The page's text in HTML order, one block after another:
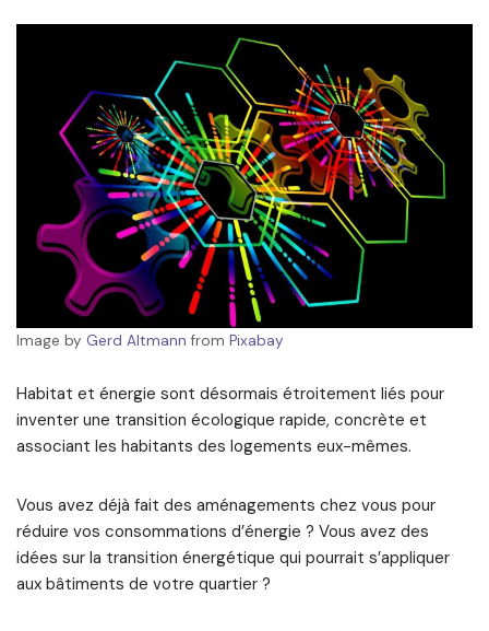
Image by Gerd Altmann from Pixabay
Habitat et énergie sont désormais étroitement liés pour
inventer une transition écologique rapide, concrète et
associant les habitants des logements eux-mêmes.
Vous avez déjà fait des aménagements chez vous pour
réduire vos consommations d’énergie ? Vous avez des
idées sur la transition énergétique qui pourrait s’appliquer
aux bâtiments de votre quartier ?